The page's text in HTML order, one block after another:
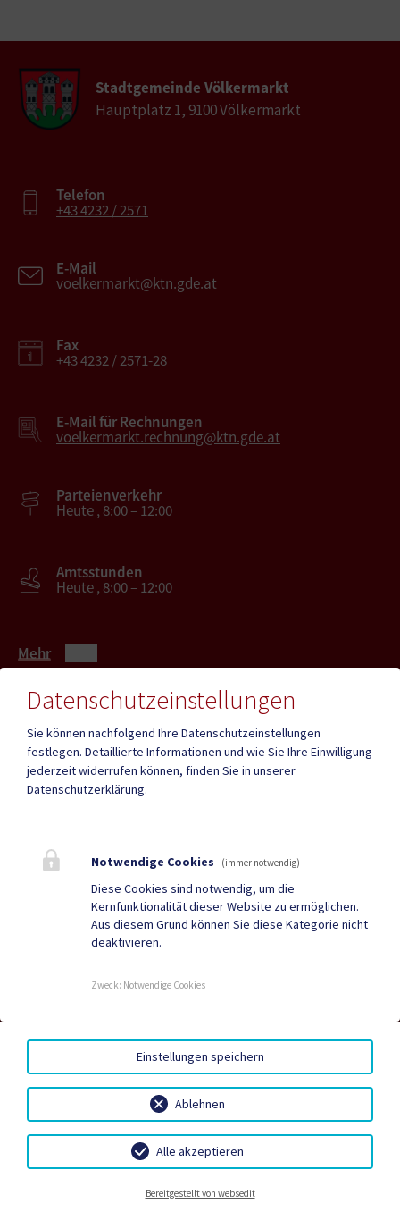
Stadtgemeinde Völkermarkt
Hauptplatz 1, 9100 Völkermarkt
Telefon
+43 4232 / 2571
E-Mail
voelkermarkt@ktn.gde.at
Fax
+43 4232 / 2571-28
E-Mail für Rechnungen
voelkermarkt.rechnung@ktn.gde.at
Parteienverkehr
Heute , 8:00 – 12:00
Amtsstunden
Heute , 8:00 – 12:00
Mehr
ID - Austria
CITIES App
Hochzeit
Sport & Freizeit
Stadtzeitung
Neuigkeiten
Termine
Kundmachungen
Verordnungen
BARRIEREFREIHEIT|DATENSCHUTZ|SITEMAP|
IMPRESSUM
Datenschutzeinstellungen
Sie können nachfolgend Ihre Datenschutzeinstellungen
festlegen. Detaillierte Informationen und wie Sie Ihre Einwilligung
jederzeit widerrufen können, finden Sie in unserer
Datenschutzerklärung.
Notwendige Cookies (immer notwendig)
Diese Cookies sind notwendig, um die
Kernfunktionalität dieser Website zu ermöglichen.
Aus diesem Grund können Sie diese Kategorie nicht
deaktivieren.
Zweck: Notwendige Cookies
Ablehnen
Einstellungen speichern
Alle akzeptieren
Bereitgestellt von websedit